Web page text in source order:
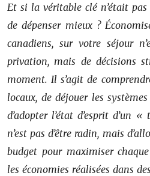
Et si la véritable clé n’était pas
dedépenser mieux?
canadiens, sur votre séjour
privation, mais de décisions
moment. Il s’agit de
locaux, de déjouer les
d’adopter l’état d’esprit d’un
n’est pas d’être radin, mais
budget pour maximiser
les économies réalisées dans